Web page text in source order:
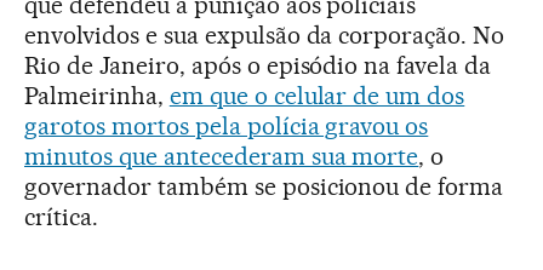
envolvidos e sua expulsão da corporação. No
Rio de Janeiro, após o episódio na favela da
Palmeirinha, em que o celular de um dos
garotos mortos pela polícia gravou os
minutos que antecederam sua morte, o
governador também se posicionou de forma
crítica.